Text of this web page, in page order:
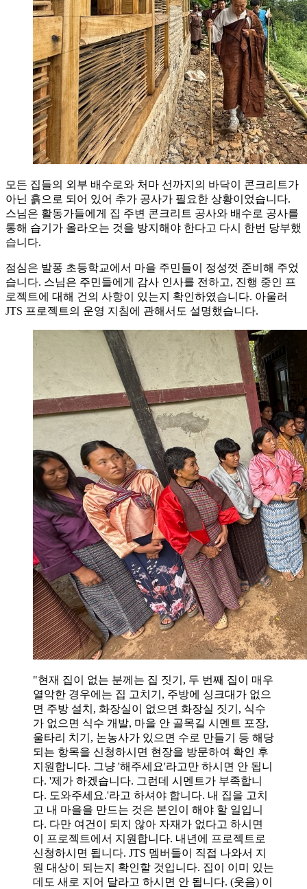
모든 집들의 외부 배수로와 처마 선까지의 바닥이 콘크리트가
아닌 흙으로 되어 있어 추가 공사가 필요한 상황이었습니다.
스님은 활동가들에게 집 주변 콘크리트 공사와 배수로 공사를
통해 습기가 올라오는 것을 방지해야 한다고 다시 한번 당부했
습니다.
점심은 발퐁 초등학교에서 마을 주민들이 정성껏 준비해 주었
습니다. 스님은 주민들에게 감사 인사를 전하고, 진행 중인 프
로젝트에 대해 건의 사항이 있는지 확인하였습니다. 아울러
JTS 프로젝트의 운영 지침에 관해서도 설명했습니다.
"현재 집이 없는 분께는 집 짓기, 두 번째 집이 매우
열악한 경우에는 집 고치기, 주방에 싱크대가 없으
면 주방 설치, 화장실이 없으면 화장실 짓기, 식수
가 없으면 식수 개발, 마을 안 골목길 시멘트 포장,
울타리 치기, 논농사가 있으면 수로 만들기 등 해당
되는 항목을 신청하시면 현장을 방문하여 확인 후
지원합니다. 그냥 '해주세요'라고만 하시면 안 됩니
다. '제가 하겠습니다. 그런데 시멘트가 부족합니
다. 도와주세요.'라고 하셔야 합니다. 내 집을 고치
고 내 마을을 만드는 것은 본인이 해야 할 일입니
다. 다만 여건이 되지 않아 자재가 없다고 하시면
이 프로젝트에서 지원합니다. 내년에 프로젝트로
신청하시면 됩니다. JTS 멤버들이 직접 나와서 지
원 대상이 되는지 확인할 것입니다. 집이 이미 있는
데도 새로 지어 달라고 하시면 안 됩니다. (웃음) 이